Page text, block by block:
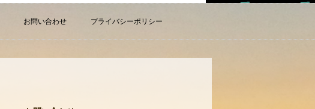
お問い合わせ プライバシーポリシー